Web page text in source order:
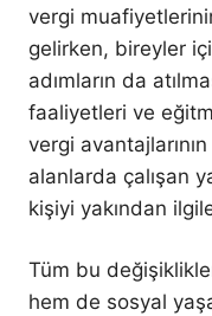
vergi
gelirken, bireyler
adımların da
faaliyetleri ve
vergi
alanlarda çalışan
kişiyi yakından
Tüm bu
hem de sosyal